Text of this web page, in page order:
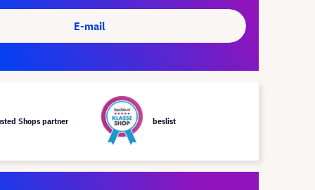
E-mail
Shops partner beslist